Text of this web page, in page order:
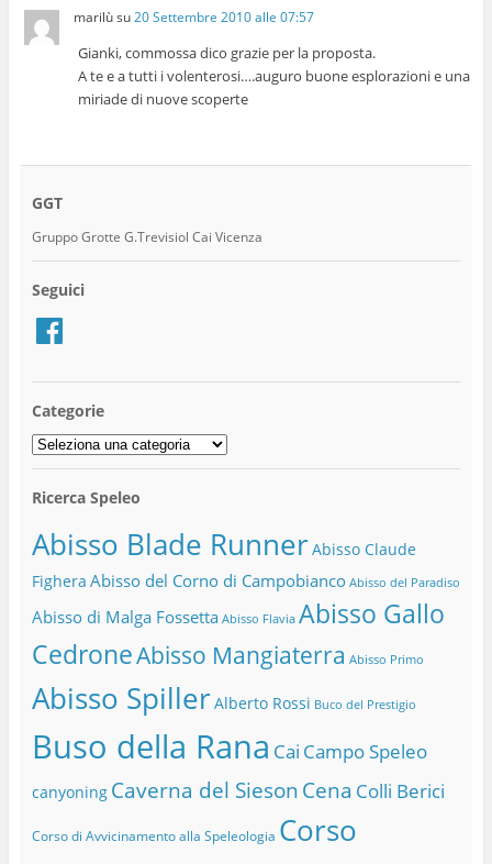
marilùsu20 Settembre 2010 alle 07:57
Gianki, commossa dico grazie per la proposta.
A te e a tutti i volenterosi….auguro buone esplorazioni e una
miriade di nuove scoperte
GGT
Gruppo Grotte G.Trevisiol Cai Vicenza
Seguici
Facebook
Categorie
Categorie
Ricerca Speleo
Abisso Blade RunnerAbisso Claude
Fighera Abisso del Corno di Campobianco Abisso del Paradiso
Abisso di Malga Fossetta Abisso Flavia Abisso Gallo
CedroneAbisso Mangiaterra Abisso Primo
Abisso SpillerAlberto Rossi Buco del Prestigio
Buso della Rana Cai Campo Speleo
canyoning Caverna del Sieson Cena Colli Berici
Corso di Avvicinamento alla Speleologia Corso